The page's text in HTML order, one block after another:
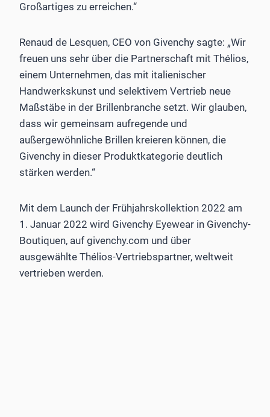
Großartiges zu erreichen.“
Renaud de Lesquen, CEO von Givenchy sagte: „Wir
freuen uns sehr über die Partnerschaft mit Thélios,
einem Unternehmen, das mit italienischer
Handwerkskunst und selektivem Vertrieb neue
Maßstäbe in der Brillenbranche setzt. Wir glauben,
dass wir gemeinsam aufregende und
außergewöhnliche Brillen kreieren können, die
Givenchy in dieser Produktkategorie deutlich
stärken werden.“
Mit dem Launch der Frühjahrskollektion 2022 am
1. Januar 2022 wird Givenchy Eyewear in Givenchy-
Boutiquen, auf givenchy.com und über
ausgewählte Thélios-Vertriebspartner, weltweit
vertrieben werden.